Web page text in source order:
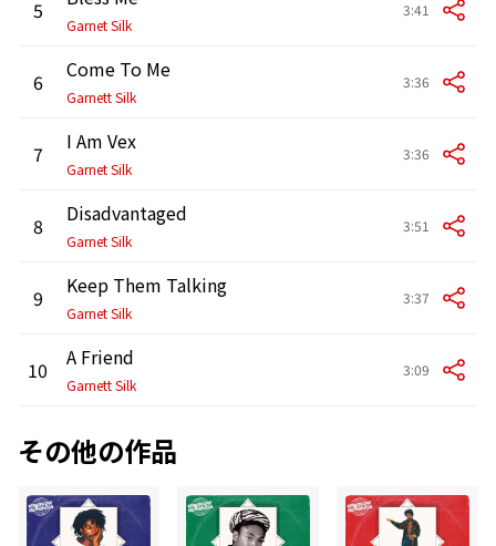
5
Garnet Silk
3:41
6 Come To Me
Garnett Silk
3:36
7 I Am Vex
Garnet Silk
3:36
8 Disadvantaged
Garnet Silk
3:51
9 Keep Them Talking
Garnet Silk
3:37
10 A Friend
Garnett Silk
3:09
その他の作品